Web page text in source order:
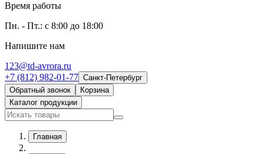
Время работы
Пн. - Пт.: с 8:00 до 18:00
Напишите нам
123@td-avrora.ru
+7 (812) 982-01-77 Санкт-Петербург
Обратный звонок
Корзина
Каталог продукции
Главная